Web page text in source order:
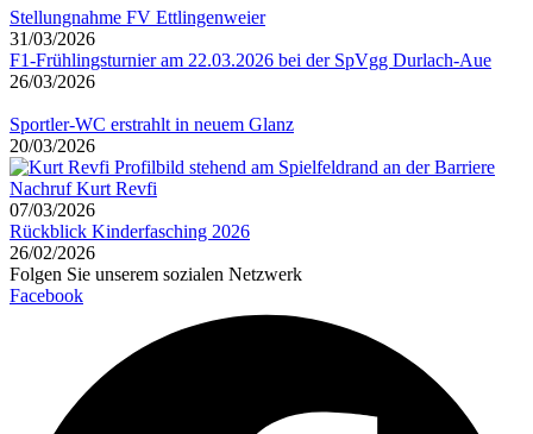
Stellungnahme FV Ettlingenweier
31/03/2026
F1-Frühlingsturnier am 22.03.2026 bei der SpVgg Durlach-Aue
26/03/2026
Sportler-WC erstrahlt in neuem Glanz
20/03/2026
Nachruf Kurt Revfi
07/03/2026
Rückblick Kinderfasching 2026
26/02/2026
Folgen Sie unserem sozialen Netzwerk
Facebook